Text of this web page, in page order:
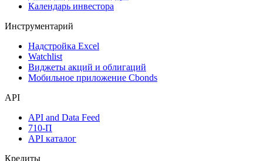
Календарь инвестора
Инструментарий
Надстройка Excel
Watchlist
Виджеты акций и облигаций
Мобильное приложение Cbonds
API
API and Data Feed
710-П
API каталог
Кредиты